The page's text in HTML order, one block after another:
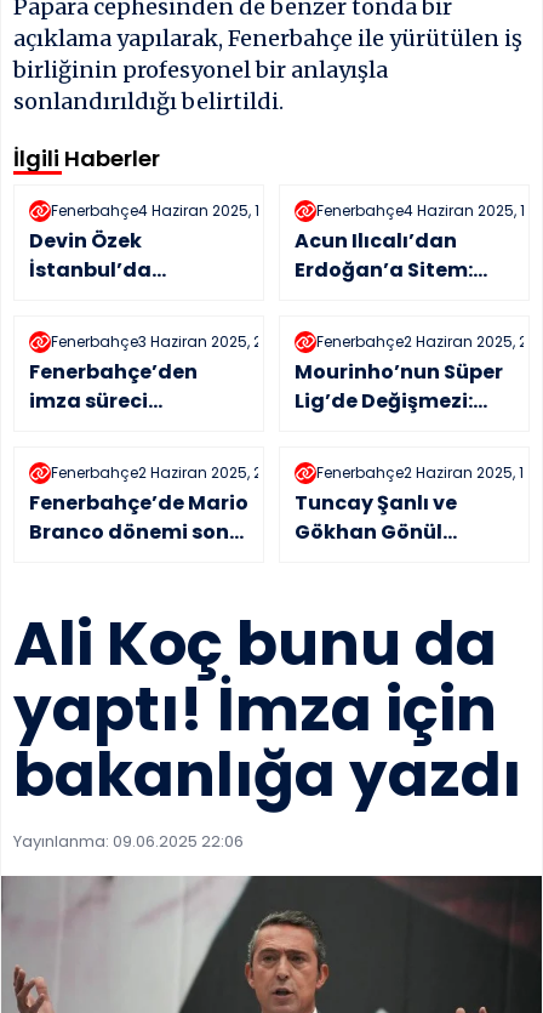
Papara cephesinden de benzer tonda bir
açıklama yapılarak, Fenerbahçe ile yürütülen iş
birliğinin profesyonel bir anlayışla
sonlandırıldığı belirtildi.
İlgili Haberler
Fenerbahçe4 Haziran 2025, 11:20
Devin Özek
İstanbul’da
başına geçiyor
Fenerbahçe4 Haziran 2025,
Acun Ilıcalı’dan
Erdoğan’a Sitem:
Fenerbahçe3 Haziran 2025, 21:41
Fenerbahçe’den
imza süreci
Fenerbahçe2 Haziran 2025,
Mourinho’nun Süper
Lig’de Değişmezi:
Fenerbahçe2 Haziran 2025, 21:35
Fenerbahçe’de Mario
Branco dönemi sona
Fenerbahçe2 Haziran 2025,
Tuncay Şanlı ve
Gökhan Gönül
Ali Koç bunu da
yaptı! İmza için
bakanlığa yazdı
Yayınlanma: 09.06.2025 22:06